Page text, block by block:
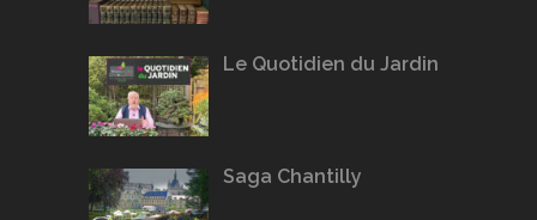
Le Quotidien du Jardin
Saga Chantilly